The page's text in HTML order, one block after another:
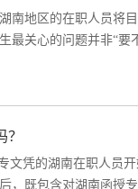
南地区的在职人员将
最关心的问题并非“要
文凭的湖南在职人员
，既包含对湖南函授